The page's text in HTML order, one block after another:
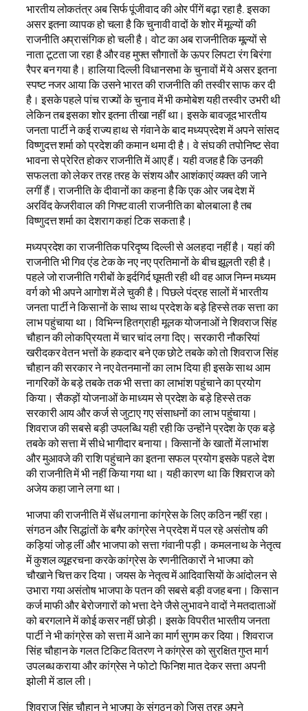
भारतीय लोकतंत्र अब सिर्फ पूंजीवाद की ओर पींगें बढ़ा रहा है. इसका
असर इतना व्यापक हो चला है कि चुनावी वादों के शोर में मूल्यों की
राजनीति अप्रासंगिक हो चली है। वोट का अब राजनीतिक मूल्यों से
नाता टूटता जा रहा है और वह मुफ्त सौगातों के ऊपर लिपटा रंग बिरंगा
रैपर बन गया है। हालिया दिल्ली विधानसभा के चुनावों में ये असर इतना
स्पष्ट नजर आया कि उसने भारत की राजनीति की तस्वीर साफ कर दी
है। इसके पहले पांच राज्यों के चुनाव में भी कमोबेश यही तस्वीर उभरी थी
लेकिन तब इसका शोर इतना तीखा नहीं था। इसके बावजूद भारतीय
जनता पार्टी ने कई राज्य हाथ से गंवाने के बाद मध्यप्रदेश में अपने सांसद
विष्णुदत्त शर्मा को प्रदेश की कमान थमा दी है। वे संघ की तपोनिष्ट सेवा
भावना से प्रेरित होकर राजनीति में आए हैं। यही वजह है कि उनकी
सफलता को लेकर तरह तरह के संशय और आशंकाएं व्यक्त की जाने
लगीं हैं। राजनीति के दीवानों का कहना है कि एक ओर जब देश में
अरविंद केजरीवाल की गिफ्ट वाली राजनीति का बोलबाला है तब
विष्णुदत्त शर्मा का देशराग कहां टिक सकता है।
मध्यप्रदेश का राजनीतिक परिदृष्य दिल्ली से अलहदा नहीं है। यहां की
राजनीति भी गिव एंड टेक के नए नए प्रतिमानों के बीच झूलती रही है।
पहले जो राजनीति गरीबों के इर्दगिर्द घूमती रही थी वह आज निम्न मध्यम
वर्ग को भी अपने आगोश में ले चुकी है। पिछले पंद्रह सालों में भारतीय
जनता पार्टी ने किसानों के साथ साथ प्रदेश के बड़े हिस्से तक सत्ता का
लाभ पहुंचाया था। विभिन्न हितग्राही मूलक योजनाओं ने शिवराज सिंह
चौहान की लोकप्रियता में चार चांद लगा दिए। सरकारी नौकरियां
खरीदकर वेतन भत्तों के हकदार बने एक छोटे तबके को तो शिवराज सिंह
चौहान की सरकार ने नए वेतनमानों का लाभ दिया ही इसके साथ आम
नागरिकों के बड़े तबके तक भी सत्ता का लाभांश पहुंचाने का प्रयोग
किया। सैकड़ों योजनाओं के माध्यम से प्रदेश के बड़े हिस्से तक
सरकारी आय और कर्ज से जुटाए गए संसाधनों का लाभ पहुंचाया।
शिवराज की सबसे बड़ी उपलब्धि यही रही कि उन्होंने प्रदेश के एक बड़े
तबके को सत्ता में सीधे भागीदार बनाया। किसानों के खातों में लाभांश
और मुआवजे की राशि पहुंचाने का इतना सफल प्रयोग इसके पहले देश
की राजनीति में भी नहीं किया गया था। यही कारण था कि शिवराज को
अजेय कहा जाने लगा था।
भाजपा की राजनीति में सेंध लगाना कांग्रेस के लिए कठिन नहीं रहा।
संगठन और सिद्धांतों के बगैर कांग्रेस ने प्रदेश में पल रहे असंतोष की
कड़ियां जोड़ लीं और भाजपा को सत्ता गंवानी पड़ी। कमलनाथ के नेतृत्व
में कुशल व्यूहरचना करके कांग्रेस के रणनीतिकारों ने भाजपा को
चौखाने चित्त कर दिया। जयस के नेतृत्व में आदिवासियों के आंदोलन से
उभारा गया असंतोष भाजपा के पतन की सबसे बड़ी वजह बना। किसान
कर्ज माफी और बेरोजगारों को भत्ता देने जैसे लुभावने वादों ने मतदाताओं
को बरगलाने में कोई कसर नहीं छोड़ी। इसके विपरीत भारतीय जनता
पार्टी ने भी कांग्रेस को सत्ता में आने का मार्ग सुगम कर दिया। शिवराज
सिंह चौहान के गलत टिकिट वितरण ने कांग्रेस को सुरक्षित गुप्त मार्ग
उपलब्ध कराया और कांग्रेस ने फोटो फिनिश मात देकर सत्ता अपनी
झोली में डाल ली।
शिवराज सिंह चौहान ने भाजपा के संगठन को जिस तरह अपने